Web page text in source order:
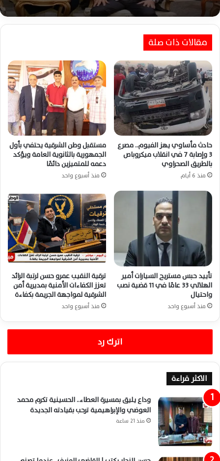
5 سقطات كشفت منتحل صفة القاضي قبل
محاكمته أمام القضاء المصري اليوم
مقالات ذات صلة
حادث مأساوي يهز الفيوم.. مصرع
3 وإصابة 7 في انقلاب ميكروباص
بالطريق الصحراوي
منذ 6 أيام
مستقبل وطن الشرقية يحتفي بأول
الجمهورية بالثانوية العامة ويؤكد
دعمه للمتميزين دائمًا
منذ أسبوع واحد
تأييد حبس مستريح السيارات أمير
الهلالي 33 عامًا في 11 قضية نصب
واحتيال
منذ أسبوع واحد
ترقية النقيب عمرو حسن لرتبة الرائد
تعزز الكفاءات الأمنية بمديرية أمن
الشرقية لمواجهة الجريمة بكفاءة
منذ أسبوع واحد
اترك رد
الاكثر قراءة
وداع يليق بمسيرة العطاء.. الحسينية تكرم محمد
العوضي والإبراهيمية ترحب بقيادته الجديدة
منذ 21 ساعة